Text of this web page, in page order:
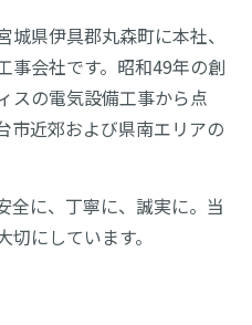
県伊具郡丸森町に本社、
事会社です。昭和49年の創
スの電気設備工事から点
市近郊および県南エリアの
全に、丁寧に、誠実に。当
にしています。